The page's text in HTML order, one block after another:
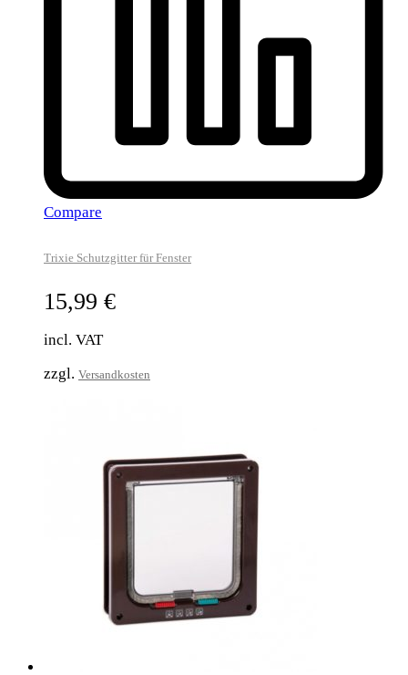
Compare
Trixie Schutzgitter für Fenster
15,99 €
incl. VAT
zzgl. Versandkosten